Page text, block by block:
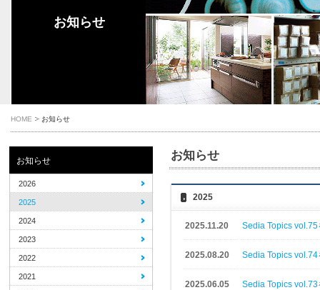
お知らせ
HOME お知らせ
お知らせ
2025
2025.11.20 Sedia Topics
2025.08.20 Sedia Topics
2025.06.05 Sedia Topics
お知らせ
2026
2025
2024
2023
2022
2021